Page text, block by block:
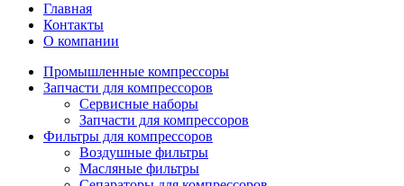
Главная
Контакты
О компании
Промышленные компрессоры
Запчасти для компрессоров
Сервисные наборы
Запчасти для компрессоров
Фильтры для компрессоров
Воздушные фильтры
Масляные фильтры